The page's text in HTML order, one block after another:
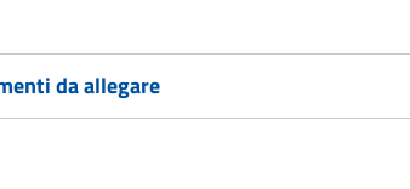
da allegare